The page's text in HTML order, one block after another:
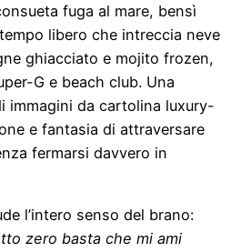
fuga al mare, bensì
libero che intreccia neve
ghiacciato e mojito frozen,
G e beach club. Una
immagini da cartolina luxury-
e fantasia di attraversare
fermarsi davvero in
l’intero senso del brano:
zero basta che mi ami